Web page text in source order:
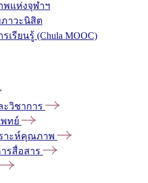
พแห่งจุฬาฯ
าวะนิสิต
รียนรู้ (Chula MOOC)
วิชาการ
ทย์
าะห์คุณภาพ
รสื่อสาร